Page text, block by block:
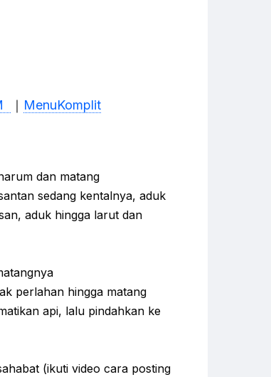
｜ MenuKomplit
dan matang
sedang kentalnya, aduk
aduk hingga larut dan
perlahan hingga matang
api, lalu pindahkan ke
(ikuti video cara posting